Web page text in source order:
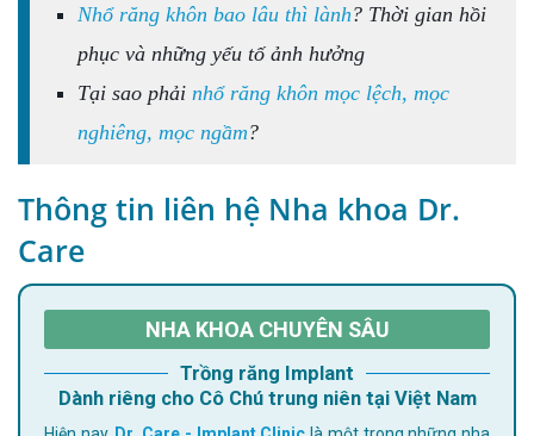
Nhổ răng khôn bao lâu thì lành? Thời gian hồi
phục và những yếu tố ảnh hưởng
Tại sao phải nhổ răng khôn mọc lệch, mọc
nghiêng, mọc ngầm?
Thông tin liên hệ Nha khoa Dr.
Care
NHA KHOA CHUYÊN SÂU
Trồng răng Implant
Dành riêng cho Cô Chú trung niên tại Việt Nam